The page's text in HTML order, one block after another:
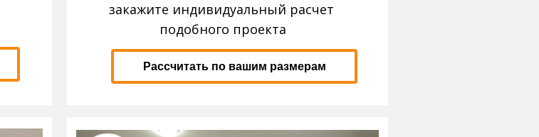
закажите индивидуальный расчет
подобного проекта
Рассчитать по вашим размерам